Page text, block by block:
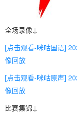
全场录像↓
[点击观看-咪咕国语]
像回放
[点击观看-咪咕原声]
像回放
比赛集锦↓